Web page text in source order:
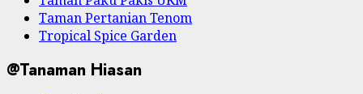
Taman Pertanian Tenom
Tropical Spice Garden
@Tanaman Hiasan